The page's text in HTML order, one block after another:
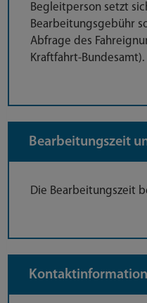
Begleitperson setzt
Bearbeitungsgebühr
Abfrage des
Kraftfahrt-Bundesamt).
Bearbeitungszeit
Die Bearbeitungszeit